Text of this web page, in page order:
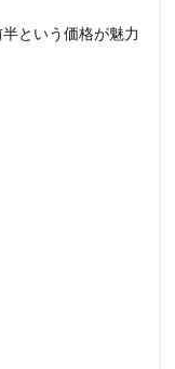
という価格が魅力